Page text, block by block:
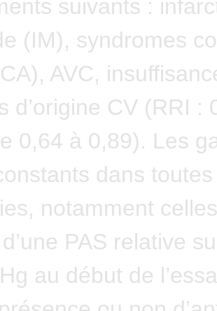
suivants :
(IM), syndromes
AVC,
d’origine CV (RRI :
0,64 à 0,89). Les
dans
notamment
PAS relative
au début de